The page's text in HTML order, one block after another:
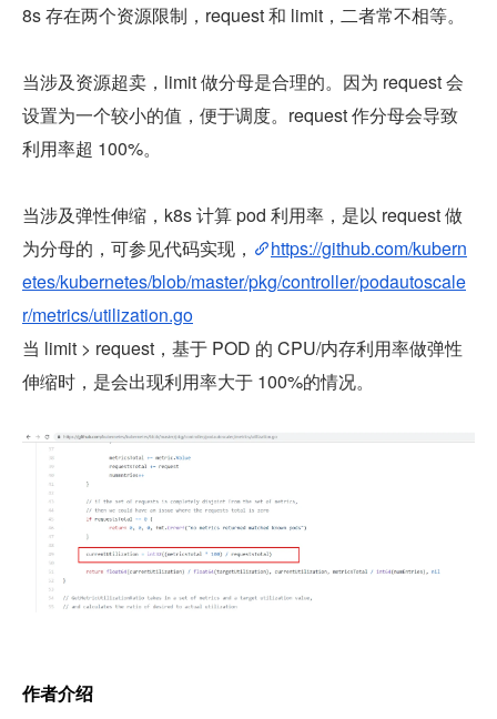
8s 存在两个资源限制，request 和 limit，二者常不相等。
当涉及资源超卖，limit 做分母是合理的。因为 request 会
设置为一个较小的值，便于调度。request 作分母会导致
利用率超 100%。
当涉及弹性伸缩，k8s 计算 pod 利用率，是以 request 做
为分母的，可参见代码实现，
https://github.com/kubern
etes/kubernetes/blob/master/pkg/controller/podautoscale
r/metrics/utilization.go
当 limit > request，基于 POD 的 CPU/内存利用率做弹性
伸缩时，是会出现利用率大于 100%的情况。
作者介绍